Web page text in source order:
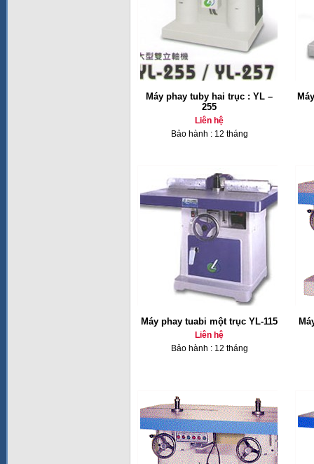
Máy phay tuby hai trục : YL –
255
Liên hệ
Bảo hành : 12 tháng
Máy phay tuabi một trục YL-115
Liên hệ
Bảo hành : 12 tháng